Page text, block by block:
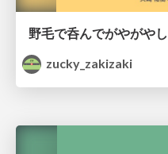
野毛で呑んでがやがや
zucky_zakizaki